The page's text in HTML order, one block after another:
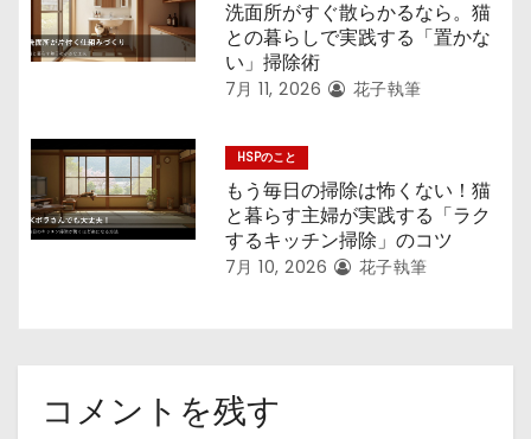
洗面所がすぐ散らかるなら。猫
との暮らしで実践する「置かな
い」掃除術
7月 11, 2026 花子執筆
HSPのこと
もう毎日の掃除は怖くない！猫
と暮らす主婦が実践する「ラク
するキッチン掃除」のコツ
7月 10, 2026 花子執筆
コメントを残す